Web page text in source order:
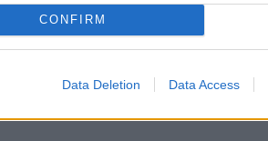
CONFIRM
Data Deletion Data Access